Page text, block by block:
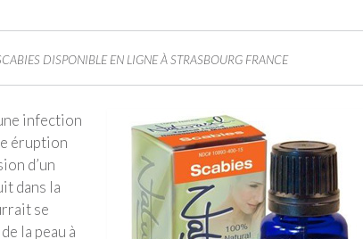
DISPONIBLE EN LIGNE À STRASBOURG FRANCE
infection
éruption
d’un
dans la
se
la peau à